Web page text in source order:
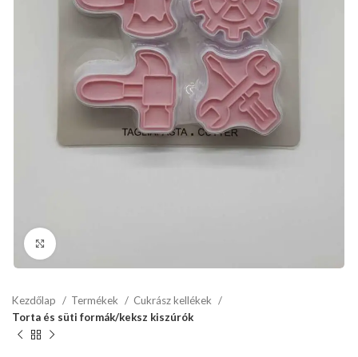
Kezdőlap Termékek
Cukrász kellékek
Torta és süti formák/keksz kiszúrók